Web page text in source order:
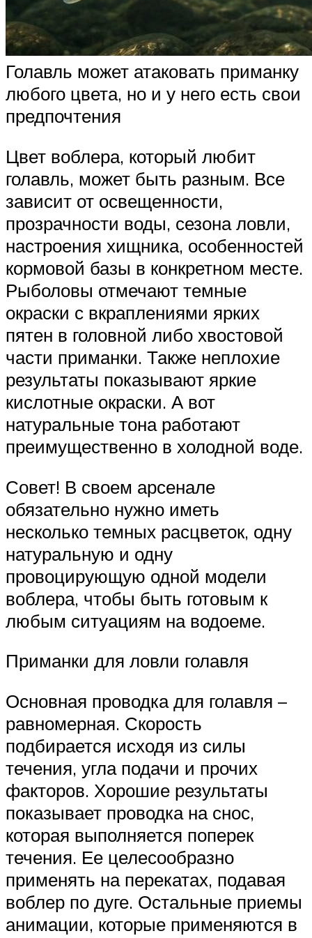
Голавль может атаковать приманку
любого цвета, но и у него есть свои
предпочтения
Цвет воблера, который любит
голавль, может быть разным. Все
зависит от освещенности,
прозрачности воды, сезона ловли,
настроения хищника, особенностей
кормовой базы в конкретном месте.
Рыболовы отмечают темные
окраски с вкраплениями ярких
пятен в головной либо хвостовой
части приманки. Также неплохие
результаты показывают яркие
кислотные окраски. А вот
натуральные тона работают
преимущественно в холодной воде.
Совет! В своем арсенале
обязательно нужно иметь
несколько темных расцветок, одну
натуральную и одну
провоцирующую одной модели
воблера, чтобы быть готовым к
любым ситуациям на водоеме.
Приманки для ловли голавля
Основная проводка для голавля –
равномерная. Скорость
подбирается исходя из силы
течения, угла подачи и прочих
факторов. Хорошие результаты
показывает проводка на снос,
которая выполняется поперек
течения. Ее целесообразно
применять на перекатах, подавая
воблер по дуге. Остальные приемы
анимации, которые применяются в